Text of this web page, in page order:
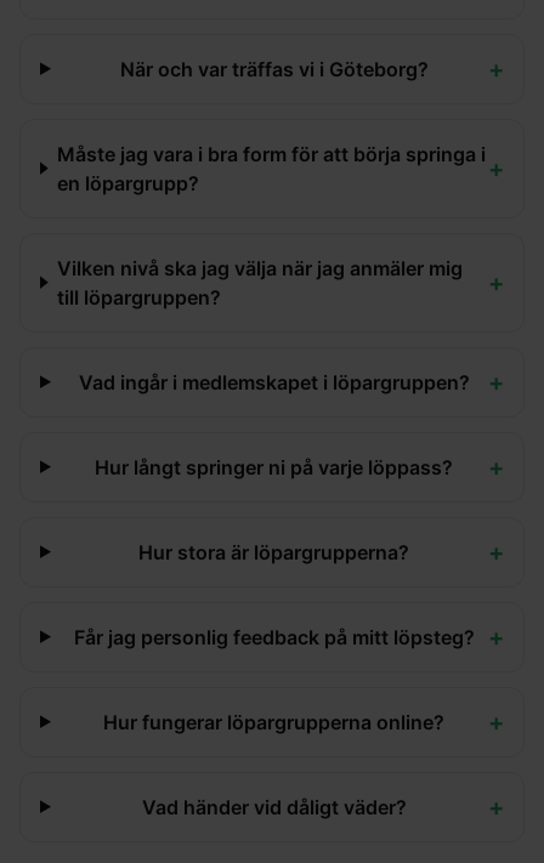
När och var träffas vi i Göteborg? +
Måste jag vara i bra form för att börja springa i
en löpargrupp?
+
Vilken nivå ska jag välja när jag anmäler mig
till löpargruppen?
+
Vad ingår i medlemskapet i löpargruppen? +
Hur långt springer ni på varje löppass? +
Hur stora är löpargrupperna? +
Får jag personlig feedback på mitt löpsteg? +
Hur fungerar löpargrupperna online? +
Vad händer vid dåligt väder? +